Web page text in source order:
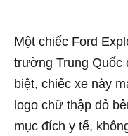
Một chiếc Ford
trường Trung Quốc
biệt, chiếc xe này
logo chữ thập đỏ
mục đích y tế,